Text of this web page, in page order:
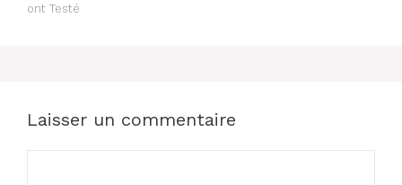
ont Testé
Laisser un commentaire